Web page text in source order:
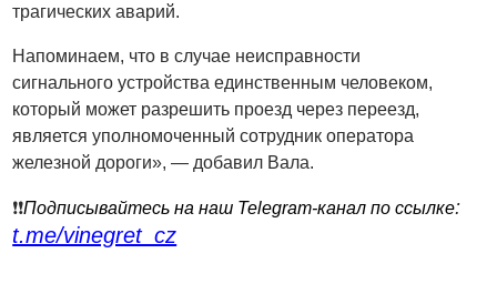
трагических аварий.
Напоминаем, что в случае неисправности
сигнального устройства единственным человеком,
который может разрешить проезд через переезд,
является уполномоченный сотрудник оператора
железной дороги», — добавил Вала.
❗️❗️Подписывайтесь на наш Telegram-канал по ссылке:
t.me/vinegret_cz